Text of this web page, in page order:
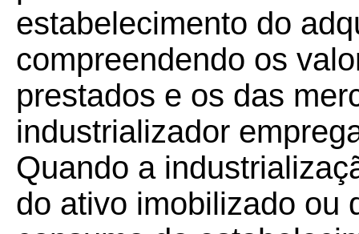
estabelecimento do
compreendendo os
prestados e os das
industrializador
Quando a
do ativo imobilizado ou